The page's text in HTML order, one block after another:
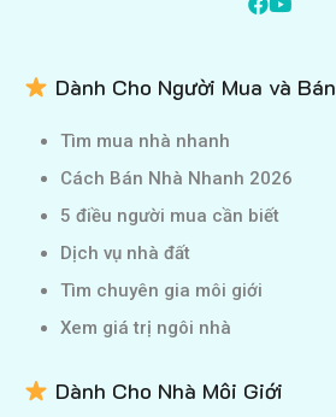
Dành Cho Người Mua và Bán
Tìm mua nhà nhanh
Cách Bán Nhà Nhanh 2026
5 điều người mua cần biết
Dịch vụ nhà đất
Tìm chuyên gia môi giới
Xem giá trị ngôi nhà
Dành Cho Nhà Môi Giới